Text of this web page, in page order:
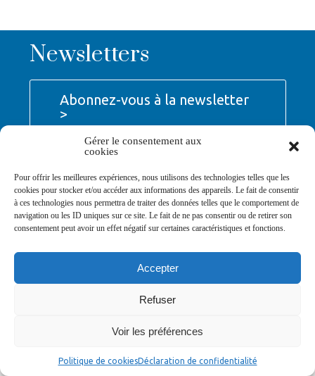
Gérer le consentement aux
cookies
Pour offrir les meilleures expériences, nous utilisons des technologies telles que les
cookies pour stocker et/ou accéder aux informations des appareils. Le fait de consentir
à ces technologies nous permettra de traiter des données telles que le comportement de
navigation ou les ID uniques sur ce site. Le fait de ne pas consentir ou de retirer son
consentement peut avoir un effet négatif sur certaines caractéristiques et fonctions.
Accepter
Refuser
Voir les préférences
Politique de cookiesDéclaration de confidentialité
Newsletters
Abonnez-vous à la newsletter
>
© Ville de Saint-Jean-d'Angély 2026
Ma mairie
Découvrir la ville
Vivre ma ville
Services publics
Contact
Mentions légales
Données personnelles